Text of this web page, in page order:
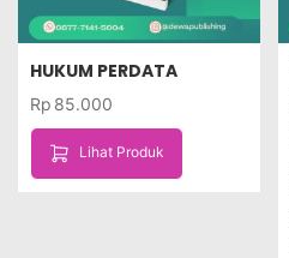
HUKUM PERDATA
Rp 85.000
Lihat Produk